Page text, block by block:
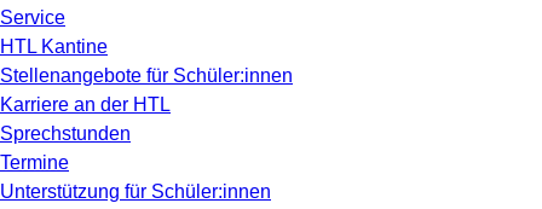
Service
HTL Kantine
Stellenangebote für Schüler:innen
Karriere an der HTL
Sprechstunden
Termine
Unterstützung für Schüler:innen